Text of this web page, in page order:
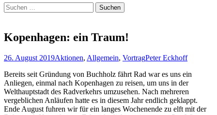
Suchen
nach:
Kopenhagen: ein Traum!
26. August 2019Aktionen, Allgemein, VortragPeter Eckhoff
Bereits seit Gründung von Buchholz fährt Rad war es uns ein
Anliegen, einmal nach Kopenhagen zu reisen, um uns in der
Welthauptstadt des Radverkehrs umzusehen. Nach mehreren
vergeblichen Anläufen hatte es in diesem Jahr endlich geklappt.
Ende August fuhren wir für ein langes Wochenende zu elft mit der